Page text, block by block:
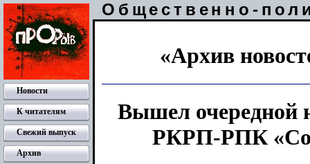
Общественно-
«Архив
Вышел очередной
РКРП-РПК
Новости
К читателям
Свежий выпуск
Архив